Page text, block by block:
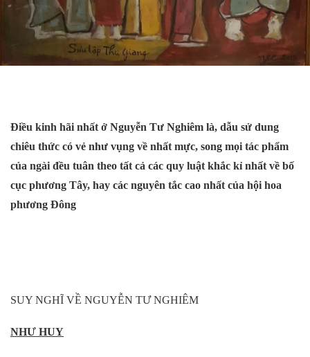
Điều kinh hãi nhất ở Nguyễn Tư Nghiêm là, dẫu sử dung
chiêu thức có vẻ như vụng về nhất mực, song mọi tác phẩm
của ngài đều tuân theo tất cả các quy luật khắc kỉ nhất về bố
cục phương Tây, hay các nguyên tắc cao nhất của hội hoa
phương Đông
SUY NGHĨ VỀ NGUYỄN TƯ NGHIÊM
NHƯ HUY